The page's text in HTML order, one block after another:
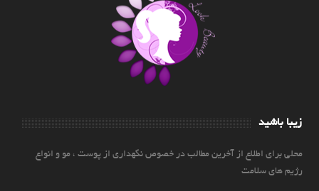
زیبا باشید
محلی برای اطلاع از آخرین مطالب در خصوص نگهداری از پوست ، مو و انواع
رژیم های سلامت